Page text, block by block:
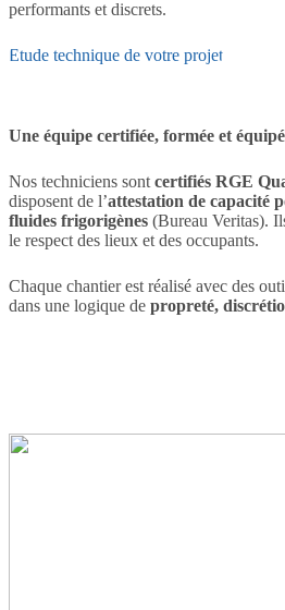
performants et discrets.
Etude technique de votre projet
Une équipe certifiée, formée et
Nos techniciens sont certifiés RGE
disposent de l’attestation de capacité
fluides frigorigènes (Bureau Veritas).
le respect des lieux et des occupants.
Chaque chantier est réalisé avec des
dans une logique de propreté,